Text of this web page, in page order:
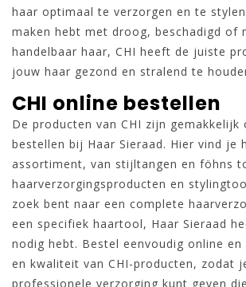
haar optimaal te verzorgen en te
maken hebt met droog, beschadigd of
handelbaar haar, CHI heeft de juiste
jouw haar gezond en stralend te
CHI online bestellen
De producten van CHI zijn gemakkelijk
bestellen bij Haar Sieraad. Hier vind je
assortiment, van stijltangen en föhns
haarverzorgingsproducten en
zoek bent naar een complete
een specifiek haartool, Haar Sieraad
nodig hebt. Bestel eenvoudig online en
en kwaliteit van CHI-producten, zodat
professionele verzorging kunt geven